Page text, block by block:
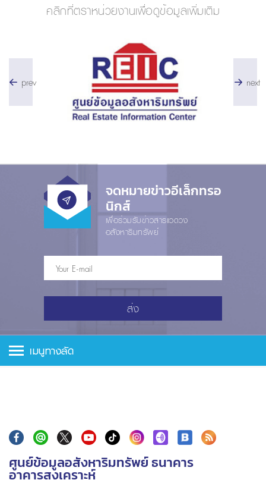
คลิกที่ตราหน่วยงานเพื่อดูข้อมูลเพิ่มเติม
prev next
จดหมายข่าวอีเล็กทรอ
นิกส์
เพื่อร่วมรับข่าวสารแวดวง
อสังหาริมทรัพย์
ส่ง
เมนูทางลัด
ศูนย์ข้อมูลอสังหาริมทรัพย์ ธนาคาร
อาคารสงเคราะห์